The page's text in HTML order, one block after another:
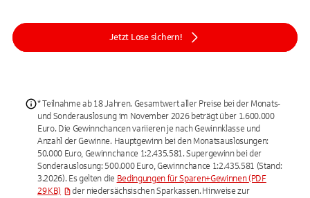
Jetzt Lose sichern!
* Teilnahme ab 18 Jahren. Gesamtwert aller Preise bei der Monats­
und Sonderauslosung im November 2026 beträgt über 1.600.000
Euro. Die Gewinnchancen variieren je nach Gewinnklasse und
Anzahl der Gewinne. Hauptgewinn bei den Monatsauslosungen:
50.000 Euro, Gewinnchance 1:2.435.581. Supergewinn bei der
Sonderauslosung: 500.000 Euro, Gewinnchance 1:2.435.581 (Stand:
3.2026). Es gelten die Bedingungen für Sparen+Gewinnen(PDF
29 KB)
der niedersächsischen Sparkassen. Hinweise zur